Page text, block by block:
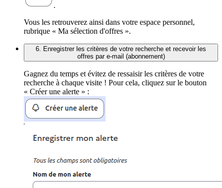
.
Vous les retrouverez ainsi dans votre espace personnel,
rubrique « Ma sélection d'offres ».
6. Enregistrer les critères de votre recherche et recevoir les
offres par e-mail (abonnement)
Gagnez du temps et évitez de ressaisir les critères de votre
recherche à chaque visite ! Pour cela, cliquez sur le bouton
« Créer une alerte » :